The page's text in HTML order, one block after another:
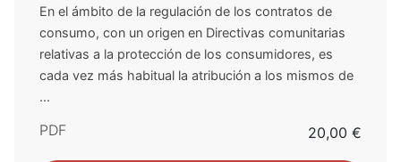
En el ámbito de la regulación de los contratos de
consumo, con un origen en Directivas comunitarias
relativas a la protección de los consumidores, es
cada vez más habitual la atribución a los mismos de
...
PDF 20,00 €